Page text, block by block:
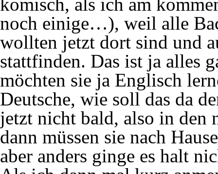
noch einige…), weil alle
wollten jetzt dort sind und
stattfinden. Das ist ja alles
möchten sie ja Englisch
Deutsche, wie soll das da
jetzt nicht bald, also in den
dann müssen sie nach
aber anders ginge es halt